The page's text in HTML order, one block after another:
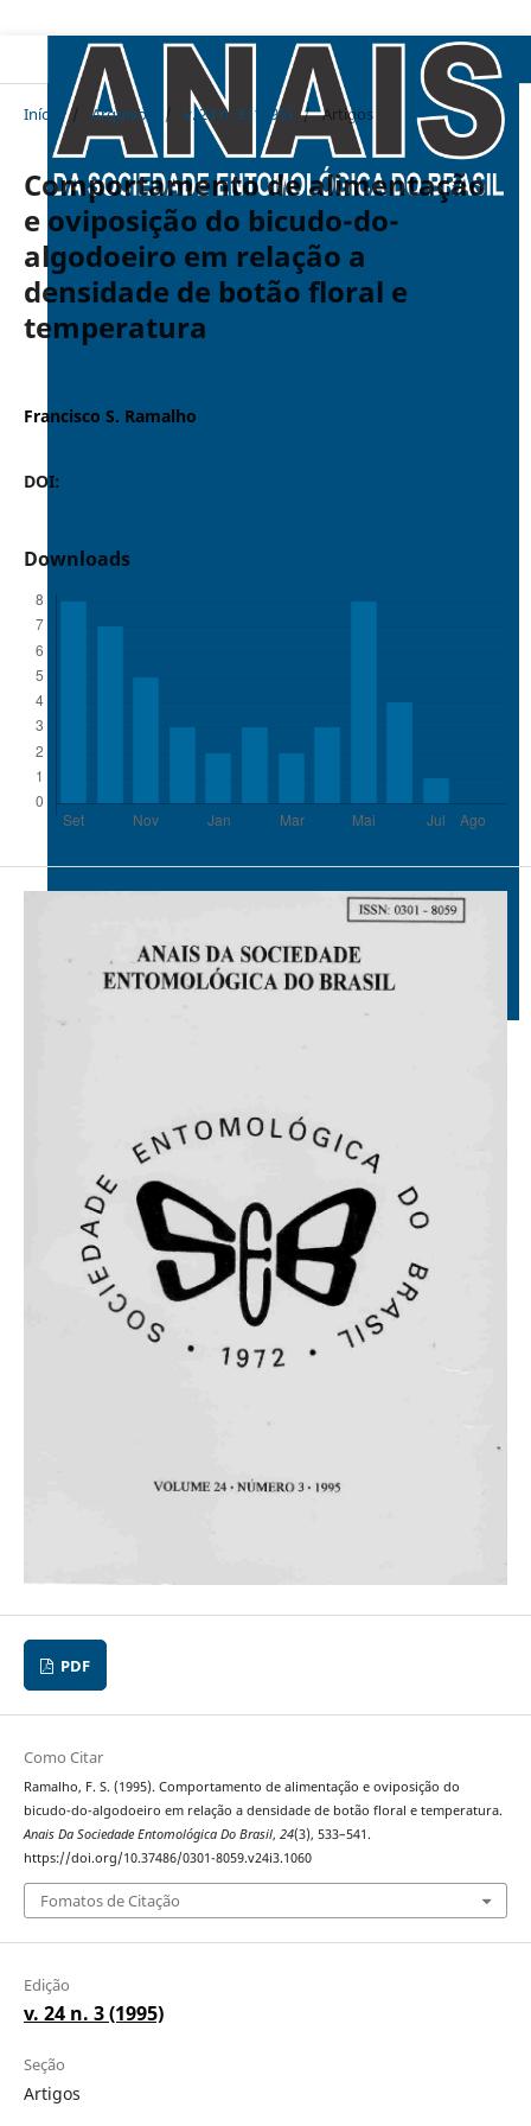
Início / Arquivos / v. 24 n. 3 (1995) / Artigos
Comportamento de alimentação
e oviposição do bicudo-do-
algodoeiro em relação a
densidade de botão floral e
temperatura
Francisco S. Ramalho
DOI:
Downloads
PDF
Como Citar
Ramalho, F. S. (1995). Comportamento de alimentação e oviposição do
bicudo-do-algodoeiro em relação a densidade de botão floral e temperatura.
Anais Da Sociedade Entomológica Do Brasil, 24(3), 533–541.
https://doi.org/10.37486/0301-8059.v24i3.1060
Fomatos de Citação
Edição
v. 24 n. 3 (1995)
Seção
Artigos